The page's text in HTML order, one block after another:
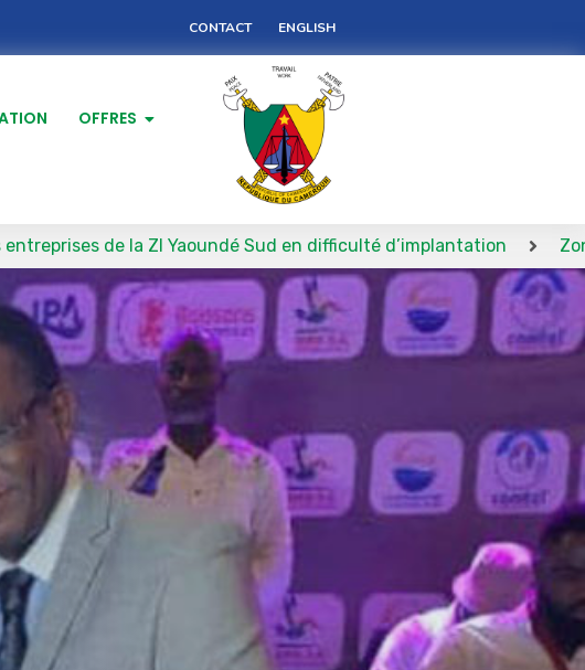
CONTACT ENGLISH
OFFRES
la ZI Yaoundé Sud en difficulté d’implantation Zones